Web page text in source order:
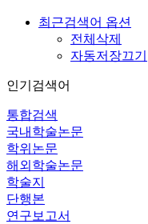
최근검색어 옵션
전체삭제
자동저장끄기
인기검색어
통합검색
국내학술논문
학위논문
해외학술논문
학술지
단행본
연구보고서